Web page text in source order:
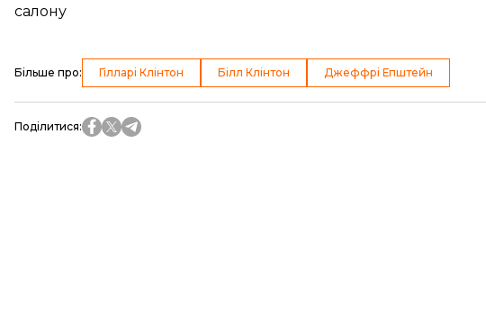
салону
Більше про: Гілларі Клінтон Білл Клінтон Джеффрі Епштейн
Поділитися: